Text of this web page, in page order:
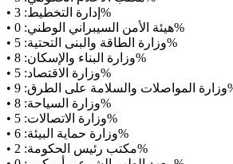
• إدارة التخطيط: 3%
• هيئة الأمن السيبراني الوطني: 0%
• وزارة الطاقة والبنى التحتية: 5%
• وزارة البناء والإسكان: 8%
• وزارة الاقتصاد: 5%
على الطرق: 9%
• وزارة السياحة: 8%
• وزارة الاتصالات: 5%
• وزارة حماية البيئة: 6%
• مكتب رئيس الحكومة: 2%